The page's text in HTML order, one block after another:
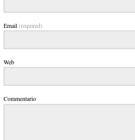
Email(required)
Web
Commentario